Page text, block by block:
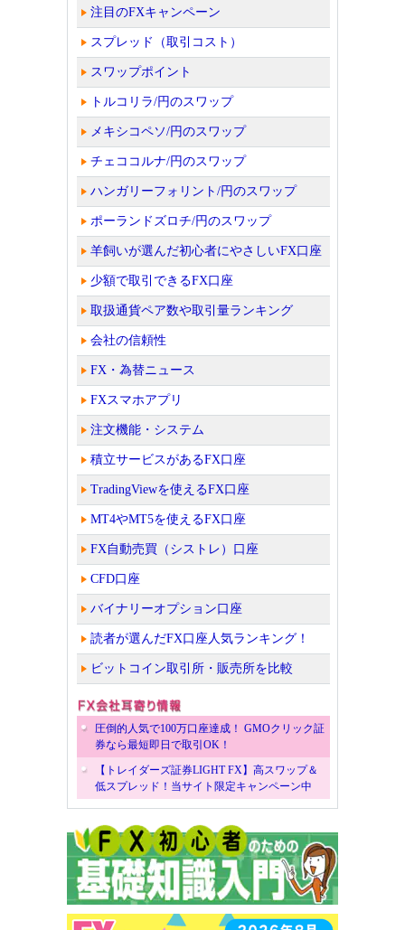
注目のFXキャンペーン
スプレッド（取引コスト）
スワップポイント
トルコリラ/円のスワップ
メキシコペソ/円のスワップ
チェココルナ/円のスワップ
ハンガリーフォリント/円のスワップ
ポーランドズロチ/円のスワップ
羊飼いが選んだ初心者にやさしいFX口座
少額で取引できるFX口座
取扱通貨ペア数や取引量ランキング
会社の信頼性
FX・為替ニュース
FXスマホアプリ
注文機能・システム
積立サービスがあるFX口座
TradingViewを使えるFX口座
MT4やMT5を使えるFX口座
FX自動売買（シストレ）口座
CFD口座
バイナリーオプション口座
読者が選んだFX口座人気ランキング！
ビットコイン取引所・販売所を比較
圧倒的人気で100万口座達成！ GMOクリック証
券なら最短即日で取引OK！
【トレイダーズ証券LIGHT FX】高スワップ＆
低スプレッド！当サイト限定キャンペーン中